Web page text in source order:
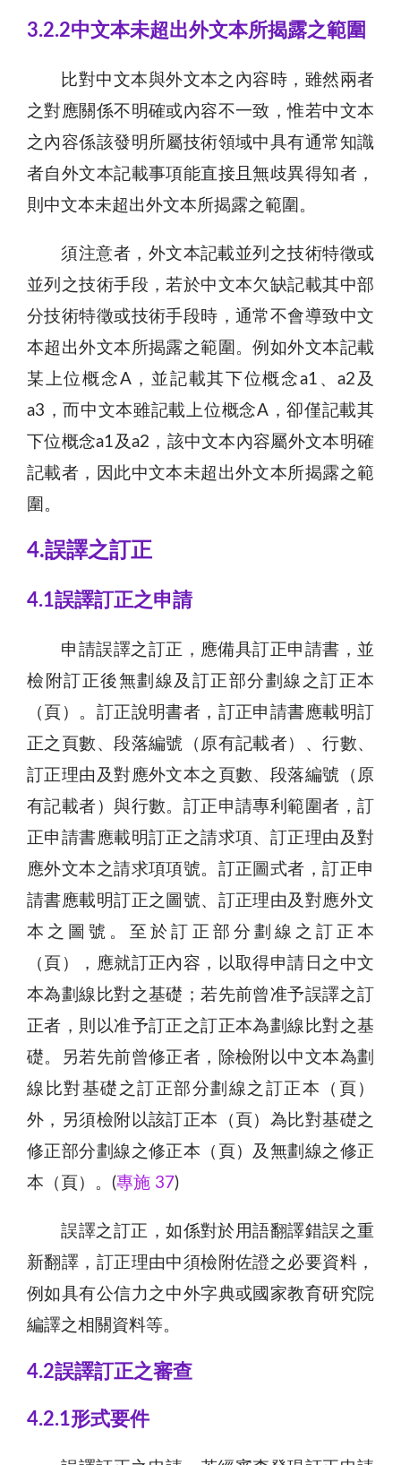
3.2.2中文本未超出外文本所揭露之範圍
比對中文本與外文本之內容時，雖然兩者
之對應關係不明確或內容不一致，惟若中文本
之內容係該發明所屬技術領域中具有通常知識
者自外文本記載事項能直接且無歧異得知者，
則中文本未超出外文本所揭露之範圍。
須注意者，外文本記載並列之技術特徵或
並列之技術手段，若於中文本欠缺記載其中部
分技術特徵或技術手段時，通常不會導致中文
本超出外文本所揭露之範圍。例如外文本記載
某上位概念A，並記載其下位概念a1、a2及
a3，而中文本雖記載上位概念A，卻僅記載其
下位概念a1及a2，該中文本內容屬外文本明確
記載者，因此中文本未超出外文本所揭露之範
圍。
4.誤譯之訂正
4.1誤譯訂正之申請
申請誤譯之訂正，應備具訂正申請書，並
檢附訂正後無劃線及訂正部分劃線之訂正本
（頁）。訂正說明書者，訂正申請書應載明訂
正之頁數、段落編號（原有記載者）、行數、
訂正理由及對應外文本之頁數、段落編號（原
有記載者）與行數。訂正申請專利範圍者，訂
正申請書應載明訂正之請求項、訂正理由及對
應外文本之請求項項號。訂正圖式者，訂正申
請書應載明訂正之圖號、訂正理由及對應外文
本之圖號。至於訂正部分劃線之訂正本
（頁），應就訂正內容，以取得申請日之中文
本為劃線比對之基礎；若先前曾准予誤譯之訂
正者，則以准予訂正之訂正本為劃線比對之基
礎。另若先前曾修正者，除檢附以中文本為劃
線比對基礎之訂正部分劃線之訂正本（頁）
外，另須檢附以該訂正本（頁）為比對基礎之
修正部分劃線之修正本（頁）及無劃線之修正
本（頁）。(專施 37)
誤譯之訂正，如係對於用語翻譯錯誤之重
新翻譯，訂正理由中須檢附佐證之必要資料，
例如具有公信力之中外字典或國家教育研究院
編譯之相關資料等。
4.2誤譯訂正之審查
4.2.1形式要件